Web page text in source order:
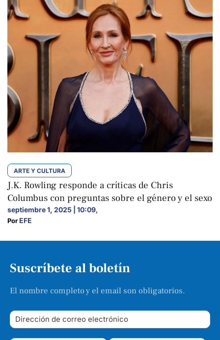
ARTE Y CULTURA
J.K. Rowling responde a críticas de Chris
Columbus con preguntas sobre el género y el sexo
septiembre 1, 2025 | 10:09,
Por EFE
Suscríbete al boletín
El nombre completo y el email son obligatorios.